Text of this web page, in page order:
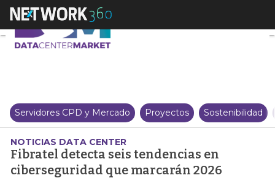
Fibratel detecta seis
Servidores CPD y Mercado Proyectos Sostenibilidad
NOTICIAS DATA CENTER
Fibratel detecta seis tendencias en
ciberseguridad que marcarán 2026